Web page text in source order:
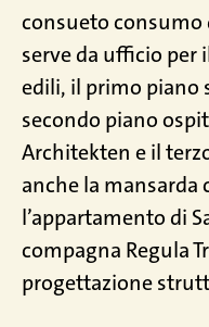
consueto consumo
serve da ufficio
edili, il primo piano
secondo piano
Architekten e il
anche la mansarda
l’appartamento di
compagna Regula
progettazione